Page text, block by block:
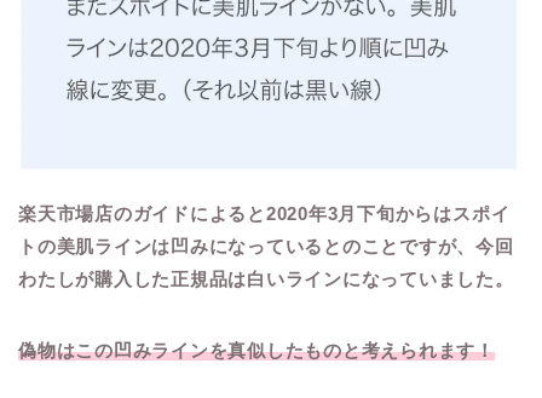
楽天市場店のガイドによると2020年3月下旬からはスポイ
トの美肌ラインは凹みになっているとのことですが、今回
わたしが購入した正規品は白いラインになっていました。
偽物はこの凹みラインを真似したものと考えられます！